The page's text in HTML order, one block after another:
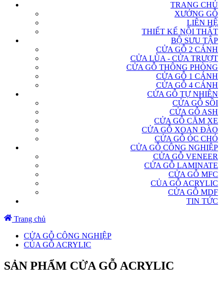
TRANG CHỦ
XƯỞNG GỖ
LIÊN HỆ
THIẾT KẾ NỘI THẤT
BỘ SƯU TẬP
CỬA GỖ 2 CÁNH
CỬA LÙA - CỬA TRƯỢT
CỬA GỖ THÔNG PHÒNG
CỬA GỖ 1 CÁNH
CỬA GỖ 4 CÁNH
CỬA GỖ TỰ NHIÊN
CỬA GỖ SỒI
CỬA GỖ ASH
CỬA GỖ CĂM XE
CỬA GỖ XOAN ĐÀO
CỬA GỖ ÓC CHÓ
CỬA GỖ CÔNG NGHIỆP
CỬA GỖ VENEER
CỬA GỖ LAMINATE
CỬA GỖ MFC
CỦA GỖ ACRYLIC
CỬA GỖ MDF
TIN TỨC
Trang chủ
CỬA GỖ CÔNG NGHIỆP
CỦA GỖ ACRYLIC
SẢN PHẨM CỬA GỖ ACRYLIC